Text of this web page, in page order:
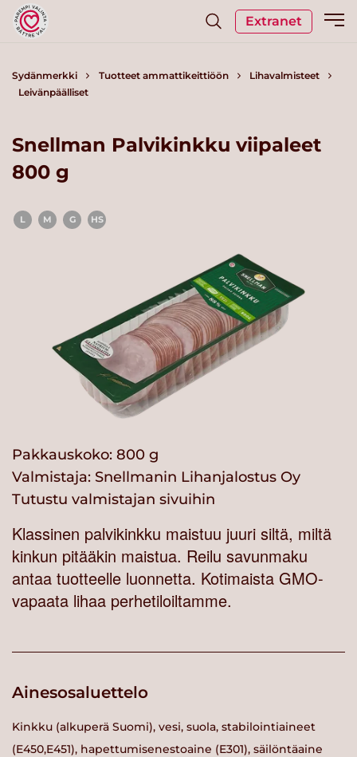
Extranet
Sydänmerkki Tuotteet ammattikeittiöön
Lihavalmisteet
Leivänpäälliset
Snellman Palvikinkku viipaleet
800 g
L M G HS
Pakkauskoko: 800 g
Valmistaja: Snellmanin Lihanjalostus Oy
Tutustu valmistajan sivuihin
Klassinen palvikinkku maistuu juuri siltä, miltä
kinkun pitääkin maistua. Reilu savunmaku
antaa tuotteelle luonnetta. Kotimaista GMO-
vapaata lihaa perhetiloiltamme.
Ainesosaluettelo
Kinkku (alkuperä Suomi), vesi, suola, stabilointiaineet
(E450,E451), hapettumisenestoaine (E301), säilöntäaine